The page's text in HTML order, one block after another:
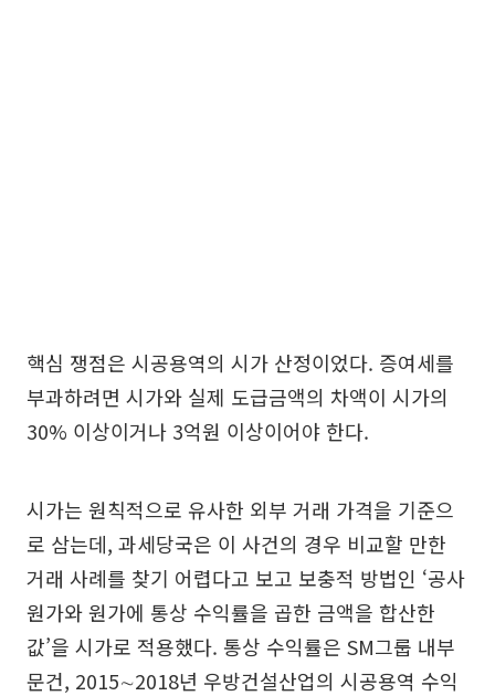
핵심 쟁점은 시공용역의 시가 산정이었다. 증여세를
부과하려면 시가와 실제 도급금액의 차액이 시가의
30% 이상이거나 3억원 이상이어야 한다.
시가는 원칙적으로 유사한 외부 거래 가격을 기준으
로 삼는데, 과세당국은 이 사건의 경우 비교할 만한
거래 사례를 찾기 어렵다고 보고 보충적 방법인 ‘공사
원가와 원가에 통상 수익률을 곱한 금액을 합산한
값’을 시가로 적용했다. 통상 수익률은 SM그룹 내부
문건, 2015∼2018년 우방건설산업의 시공용역 수익